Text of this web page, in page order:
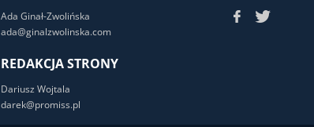
Ada Ginał-Zwolińska
ada@ginalzwolinska.com
REDAKCJA STRONY
Dariusz Wojtala
darek@promiss.pl